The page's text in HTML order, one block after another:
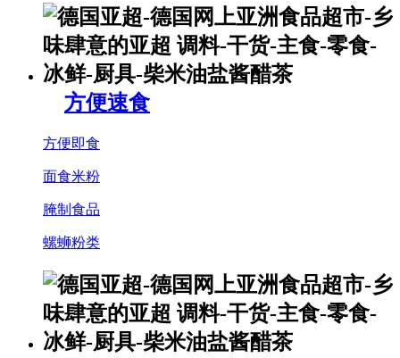
方便速食
方便即食
面食米粉
腌制食品
螺蛳粉类